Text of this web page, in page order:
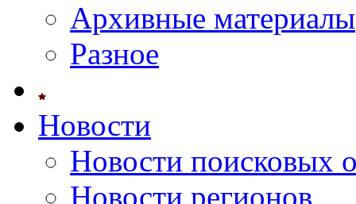
Архивные материалы
Разное
Новости
Новости поисковых
Новости регионов